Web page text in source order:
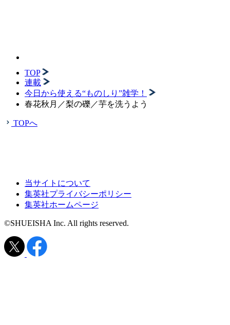
TOP
連載
今日から使える“ものしり”雑学！
春花秋月／梨の礫／芋を洗うよう
TOPへ
当サイトについて
集英社プライバシーポリシー
集英社ホームページ
©SHUEISHA Inc. All rights reserved.